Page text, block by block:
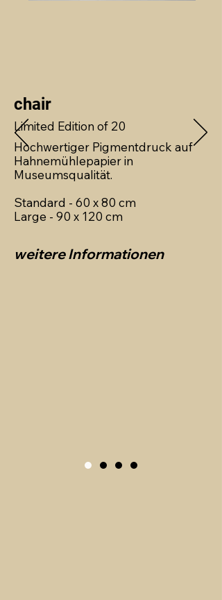
chair
Limited Edition of 20
Hochwertiger Pigmentdruck auf
Hahnemühlepapier in
Museumsqualität.
Standard - 60 x 80 cm
Large - 90 x 120 cm
weitere Informationen